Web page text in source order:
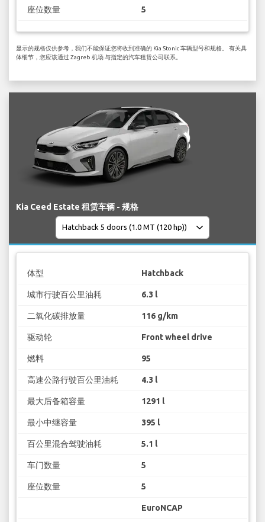
座位数量 5
显示的规格仅供参考，我们不能保证您将收到准确的 Kia Stonic 车辆型号和规格。 有关具
体细节，您应该通过 Zagreb 机场 与指定的汽车租赁公司联系。
Kia Ceed Estate 租赁车辆 - 规格
体型 Hatchback
城市行驶百公里油耗 6.3 l
二氧化碳排放量 116 g/km
驱动轮 Front wheel drive
燃料 95
高速公路行驶百公里油耗 4.3 l
最大后备箱容量 1291 l
最小中继容量 395 l
百公里混合驾驶油耗 5.1 l
车门数量 5
座位数量 5
EuroNCAP